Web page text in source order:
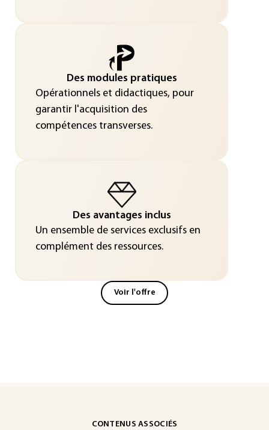
Des modules pratiques
Opérationnels et didactiques, pour
garantir l'acquisition des
compétences transverses.
Des avantages inclus
Un ensemble de services exclusifs en
complément des ressources.
Voir l'offre
CONTENUS ASSOCIÉS